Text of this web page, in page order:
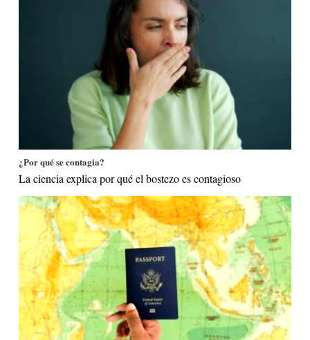
¿Por qué se contagia?
La ciencia explica por qué el bostezo es contagioso